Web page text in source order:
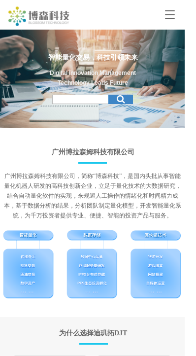
T
g
e
n
a
v
i
g
a
智能量化交易，科技引领未来
Digital Innovation Management
Technology Leads Future
广州博拉森姆科技有限公司
广州博拉森姆科技有限公司，简称“博森科技”，是国内头批从事智能
量化机器人研发的高科技创新企业，立足于量化技术的大数据研究，
结合自动量化软件的实现，来规避人工操作的情绪化和时间精力成
本，基于数据分析的结果，分析团队制定量化模型，开发智能量化系
统，为千万投资者提供专业、便捷、智能的投资产品与服务。
为什么选择迪玑拓DJT